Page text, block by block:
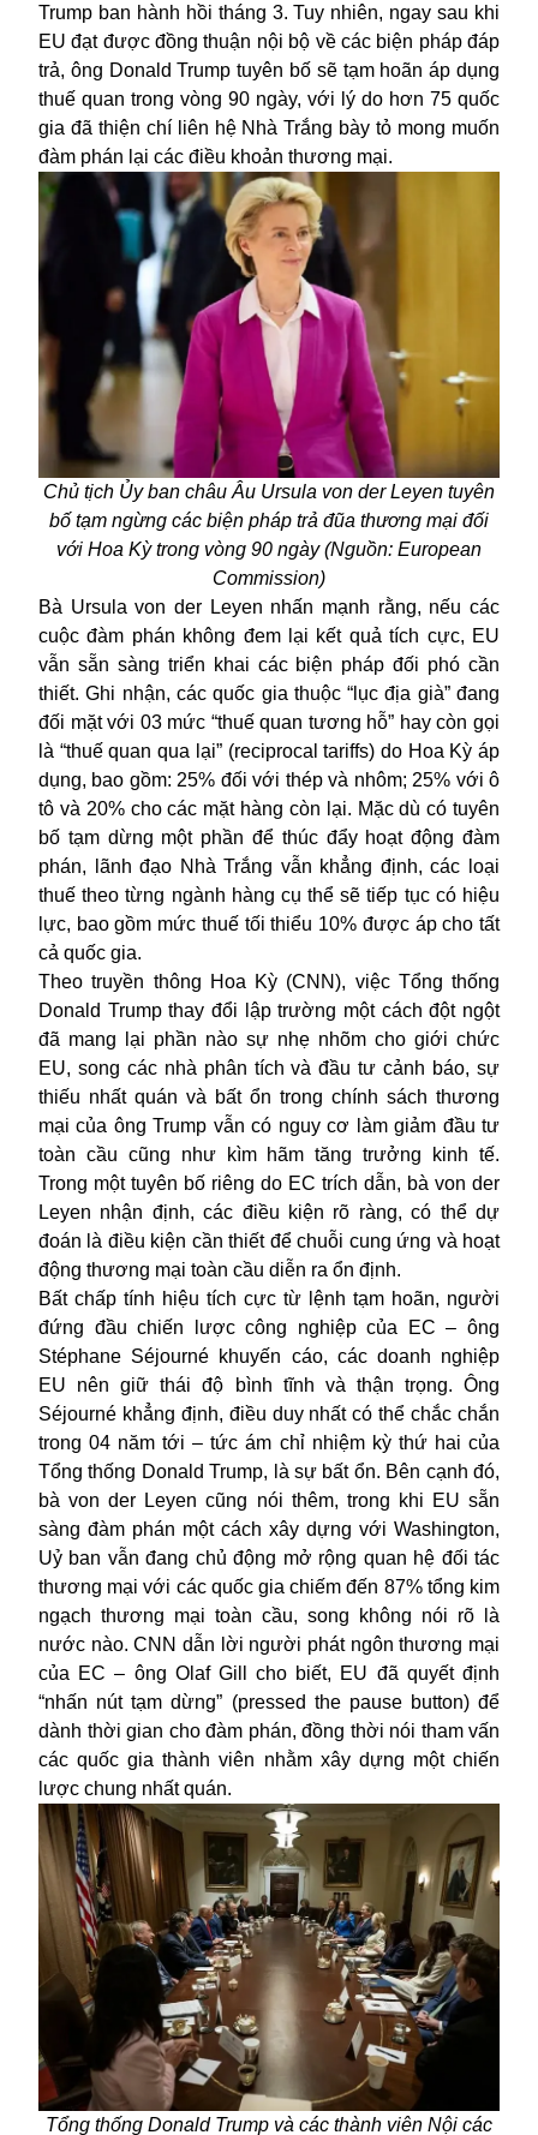
Trump ban hành hồi tháng 3. Tuy nhiên, ngay sau khi
EU đạt được đồng thuận nội bộ về các biện pháp đáp
trả, ông Donald Trump tuyên bố sẽ tạm hoãn áp dụng
thuế quan trong vòng 90 ngày, với lý do hơn 75 quốc
gia đã thiện chí liên hệ Nhà Trắng bày tỏ mong muốn
đàm phán lại các điều khoản thương mại.
Chủ tịch Ủy ban châu Âu Ursula von der Leyen tuyên
bố tạm ngừng các biện pháp trả đũa thương mại đối
với Hoa Kỳ trong vòng 90 ngày (Nguồn: European
Commission)
Bà Ursula von der Leyen nhấn mạnh rằng, nếu các
cuộc đàm phán không đem lại kết quả tích cực, EU
vẫn sẵn sàng triển khai các biện pháp đối phó cần
thiết. Ghi nhận, các quốc gia thuộc “lục địa già” đang
đối mặt với 03 mức “thuế quan tương hỗ” hay còn gọi
là “thuế quan qua lại” (reciprocal tariffs) do Hoa Kỳ áp
dụng, bao gồm: 25% đối với thép và nhôm; 25% với ô
tô và 20% cho các mặt hàng còn lại. Mặc dù có tuyên
bố tạm dừng một phần để thúc đẩy hoạt động đàm
phán, lãnh đạo Nhà Trắng vẫn khẳng định, các loại
thuế theo từng ngành hàng cụ thể sẽ tiếp tục có hiệu
lực, bao gồm mức thuế tối thiểu 10% được áp cho tất
cả quốc gia.
Theo truyền thông Hoa Kỳ (CNN), việc Tổng thống
Donald Trump thay đổi lập trường một cách đột ngột
đã mang lại phần nào sự nhẹ nhõm cho giới chức
EU, song các nhà phân tích và đầu tư cảnh báo, sự
thiếu nhất quán và bất ổn trong chính sách thương
mại của ông Trump vẫn có nguy cơ làm giảm đầu tư
toàn cầu cũng như kìm hãm tăng trưởng kinh tế.
Trong một tuyên bố riêng do EC trích dẫn, bà von der
Leyen nhận định, các điều kiện rõ ràng, có thể dự
đoán là điều kiện cần thiết để chuỗi cung ứng và hoạt
động thương mại toàn cầu diễn ra ổn định.
Bất chấp tính hiệu tích cực từ lệnh tạm hoãn, người
đứng đầu chiến lược công nghiệp của EC – ông
Stéphane Séjourné khuyến cáo, các doanh nghiệp
EU nên giữ thái độ bình tĩnh và thận trọng. Ông
Séjourné khẳng định, điều duy nhất có thể chắc chắn
trong 04 năm tới – tức ám chỉ nhiệm kỳ thứ hai của
Tổng thống Donald Trump, là sự bất ổn. Bên cạnh đó,
bà von der Leyen cũng nói thêm, trong khi EU sẵn
sàng đàm phán một cách xây dựng với Washington,
Uỷ ban vẫn đang chủ động mở rộng quan hệ đối tác
thương mại với các quốc gia chiếm đến 87% tổng kim
ngạch thương mại toàn cầu, song không nói rõ là
nước nào. CNN dẫn lời người phát ngôn thương mại
của EC – ông Olaf Gill cho biết, EU đã quyết định
“nhấn nút tạm dừng” (pressed the pause button) để
dành thời gian cho đàm phán, đồng thời nói tham vấn
các quốc gia thành viên nhằm xây dựng một chiến
lược chung nhất quán.
Tổng thống Donald Trump và các thành viên Nội các